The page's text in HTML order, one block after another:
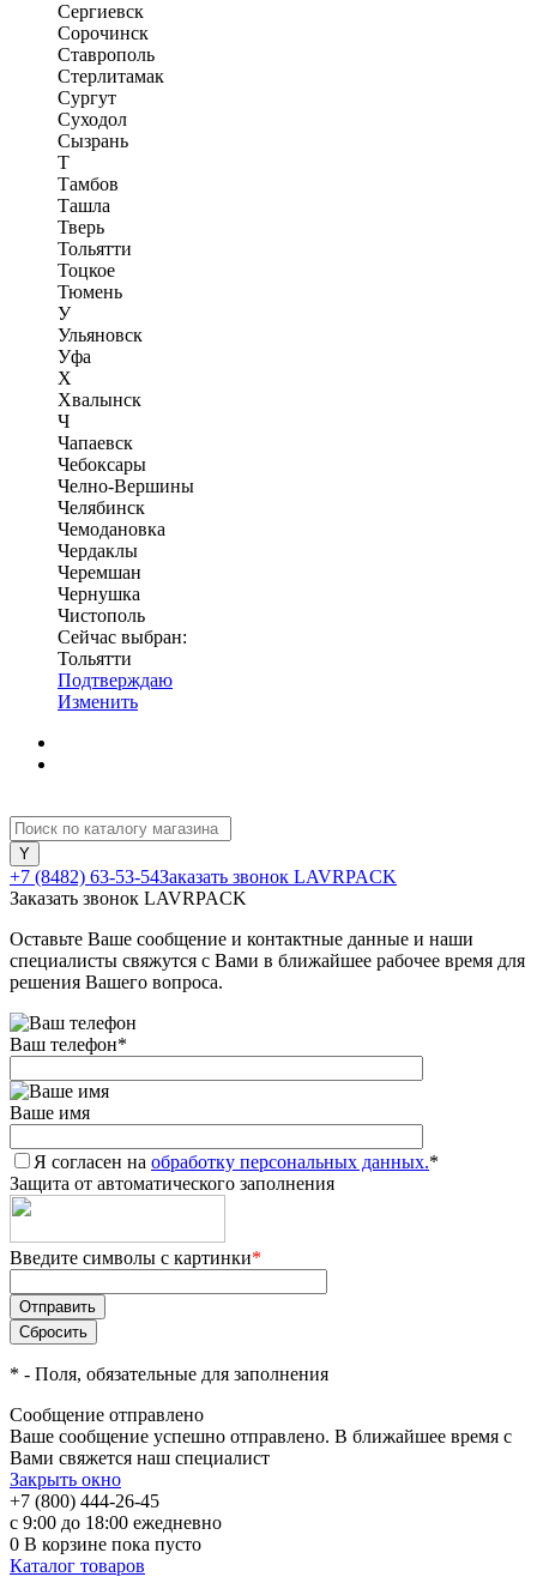
Сергиевск
Сорочинск
Ставрополь
Стерлитамак
Сургут
Суходол
Сызрань
Т
Тамбов
Ташла
Тверь
Тольятти
Тоцкое
Тюмень
У
Ульяновск
Уфа
Х
Хвалынск
Ч
Чапаевск
Чебоксары
Челно-Вершины
Челябинск
Чемодановка
Чердаклы
Черемшан
Чернушка
Чистополь
Сейчас выбран:
Тольятти
Подтверждаю
Изменить
+7 (8482) 63-53-54Заказать звонок LAVRPACK
Заказать звонок LAVRPACK
Оставьте Ваше сообщение и контактные данные и наши
специалисты свяжутся с Вами в ближайшее рабочее время для
решения Вашего вопроса.
Ваш телефон*
Ваше имя
Я согласен на обработку персональных данных.*
Защита от автоматического заполнения
Введите символы с картинки*
* - Поля, обязательные для заполнения
Сообщение отправлено
Ваше сообщение успешно отправлено. В ближайшее время с
Вами свяжется наш специалист
Закрыть окно
+7 (800) 444-26-45
с 9:00 до 18:00 ежедневно
0 В корзине пока пусто
Каталог товаров